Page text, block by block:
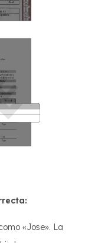
«Jose». La